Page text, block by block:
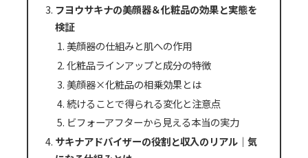
フヨウサキナの美顔器＆化粧品の効果と実態を
検証
美顔器の仕組みと肌への作用
化粧品ラインアップと成分の特徴
美顔器×化粧品の相乗効果とは
続けることで得られる変化と注意点
ビフォーアフターから見える本当の実力
サキナアドバイザーの役割と収入のリアル｜気